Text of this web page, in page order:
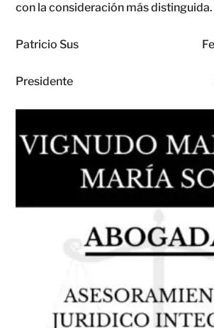
con la consideración más distinguida.
Patricio Sus
Presidente